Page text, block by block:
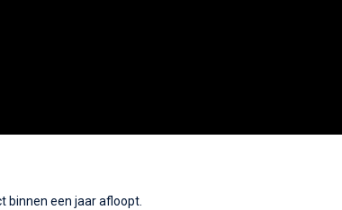
binnen een jaar afloopt.